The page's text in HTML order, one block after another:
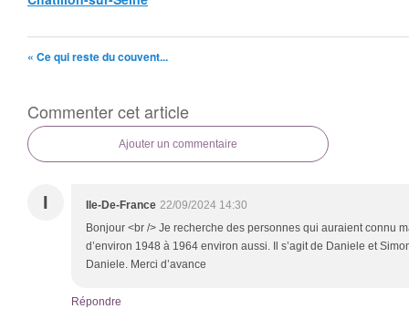
« Ce qui reste du couvent...
Commenter cet article
Ajouter un commentaire
I Ile-De-France 22/09/2024 14:30
Bonjour <br /> Je recherche des personnes qui auraient connu
d’environ 1948 à 1964 environ aussi. Il s’agit de Daniele et
Daniele. Merci d’avance
Répondre